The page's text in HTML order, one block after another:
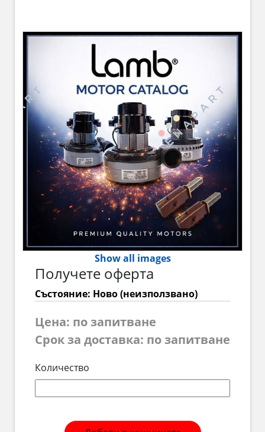
Show all images
Получете оферта
Състояние: Ново (неизползвано)
Цена: по запитване
Срок за доставка: по запитване
Количество